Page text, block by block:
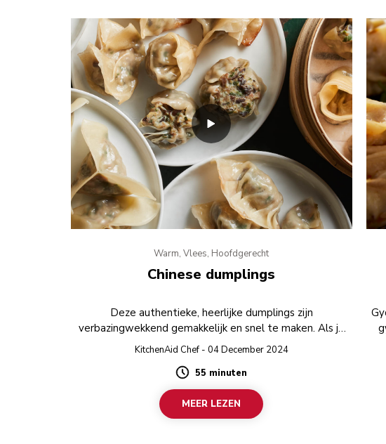
Warm, Vlees, Hoofdgerecht
Chinese dumplings
Deze authentieke, heerlijke dumplings zijn
verbazingwekkend gemakkelijk en snel te maken. Als je
de voedselmolen gebruikt om de vulling te voor te
de dumpling koopt, heb je in een mum van tijd
zelfgemaakte dumplings.
KitchenAid Chef - 04 December 2024
Duration
55 minuten
MEER LEZEN